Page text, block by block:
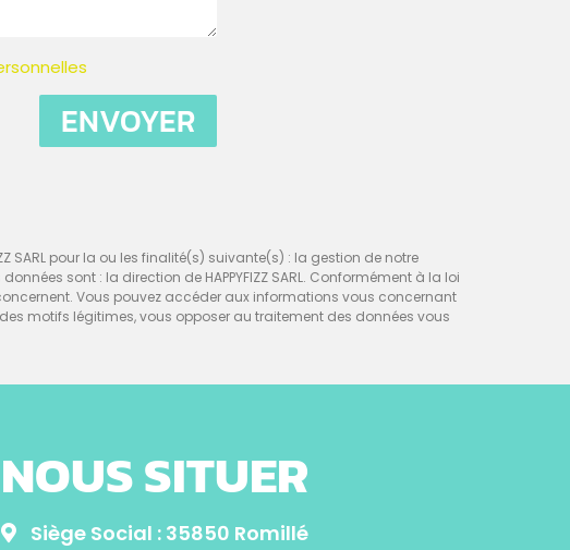
ENVOYER
SARL pour la ou les finalité(s) suivante(s) : la gestion de notre
sont : la direction de HAPPYFIZZ SARL. Conformément à la loi
Vous pouvez accéder aux informations vous concernant
motifs légitimes, vous opposer au traitement des données vous
NOUS SITUER
Siège Social : 35850 Romillé